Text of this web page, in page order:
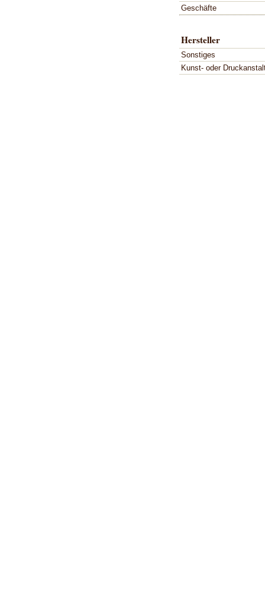
Geschäfte
Hersteller
Sonstiges
Kunst- oder